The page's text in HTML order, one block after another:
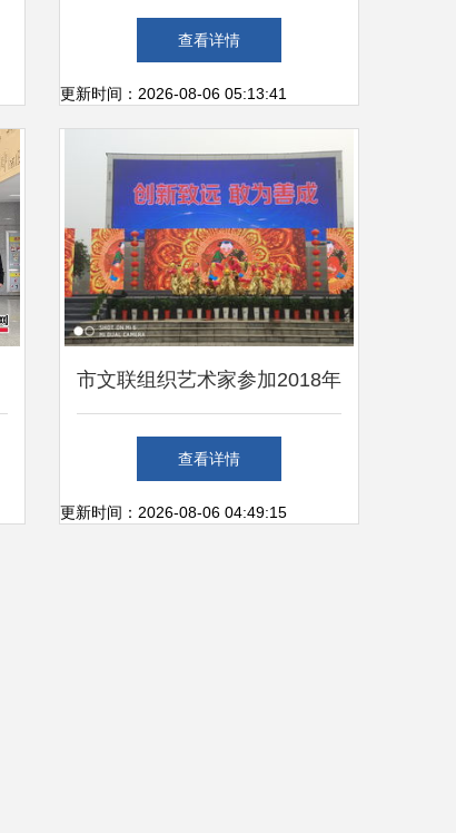
荣耀——观2026年长沙市第二
届职工文艺展演有感
查看详情
更新时间：2026-08-06 05:13:41
市文联组织艺术家参加2018年
宜昌市“三下乡”集中服务活动
深化文化艺术交流
查看详情
更新时间：2026-08-06 04:49:15